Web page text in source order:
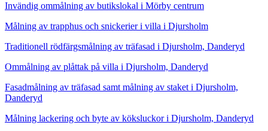
Invändig ommålning av butikslokal i Mörby centrum
Målning av trapphus och snickerier i villa i Djursholm
Traditionell rödfärgsmålning av träfasad i Djursholm, Danderyd
Ommålning av plåttak på villa i Djursholm, Danderyd
Fasadmålning av träfasad samt målning av staket i Djursholm,
Danderyd
Målning lackering och byte av köksluckor i Djursholm, Danderyd